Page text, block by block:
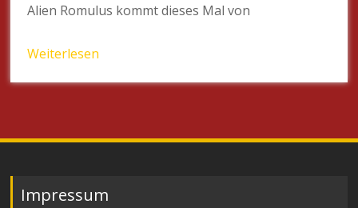
Alien Romulus kommt dieses Mal von
Weiterlesen
Impressum